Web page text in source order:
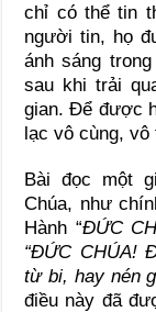
chỉ có thể tin
người tin, họ
ánh sáng
sau khi trải
gian. Để được
lạc vô cùng,
Bài đọc một
Chúa, như
Hành “ĐỨC
“ĐỨC CHÚA!
từ bi, hay nén
điều này đã